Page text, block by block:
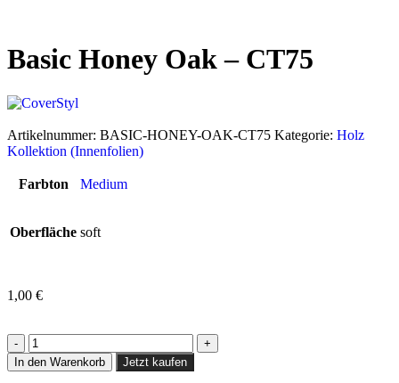
Basic Honey Oak – CT75
Artikelnummer: BASIC-HONEY-OAK-CT75 Kategorie: Holz
Kollektion (Innenfolien)
Farbton Medium
Oberfläche soft
1,00 €
In den Warenkorb Jetzt kaufen